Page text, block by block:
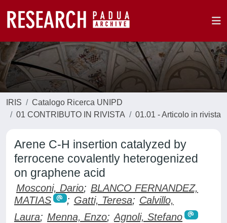
IRIS
Catalogo Ricerca UNIPD
01 CONTRIBUTO IN RIVISTA
01.01 - Articolo in rivista
Arene C-H insertion catalyzed by
ferrocene covalently heterogenized
on graphene acid
Mosconi, Dario; BLANCO FERNANDEZ,
MATIAS
; Gatti, Teresa; Calvillo,
Laura; Menna, Enzo; Agnoli, Stefano